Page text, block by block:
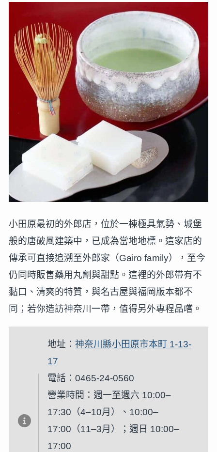
小田原最初的外郎店，位於一棟極具氣勢、城堡
般的唐破風建築中，已成為當地地標。這家店的
傳承可直接追溯至外郎家（Gairo family），至今
仍同時販售藥用丸劑與甜點。這裡的外郎帶有不
黏口、清爽的特質，與名古屋與福岡版本都不
同；若你造訪神奈川一帶，值得另外專程品嚐。
地址： 神奈川縣小田原市本町 1-13-
17
電話：0465-24-0560
營業時間：週一至週六 10:00–
17:30（4–10月）、10:00–
17:00（11–3月）；週日 10:00–
17:00